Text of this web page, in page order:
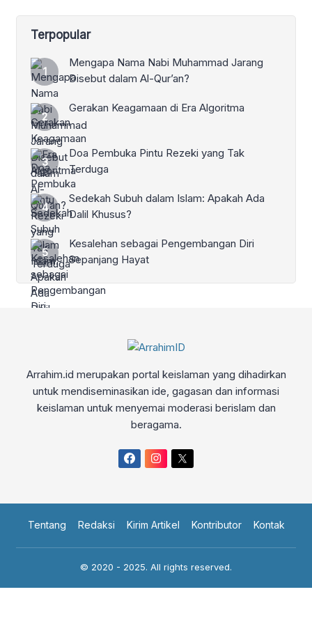
Terpopular
Mengapa Nama Nabi Muhammad Jarang
Disebut dalam Al-Qur’an?
Gerakan Keagamaan di Era Algoritma
Doa Pembuka Pintu Rezeki yang Tak
Terduga
Sedekah Subuh dalam Islam: Apakah Ada
Dalil Khusus?
Kesalehan sebagai Pengembangan Diri
Sepanjang Hayat
Arrahim.id merupakan portal keislaman yang dihadirkan
untuk mendiseminasikan ide, gagasan dan informasi
keislaman untuk menyemai moderasi berislam dan
beragama.
Tentang Redaksi Kirim Artikel Kontributor Kontak
© 2020 - 2025. All rights reserved.